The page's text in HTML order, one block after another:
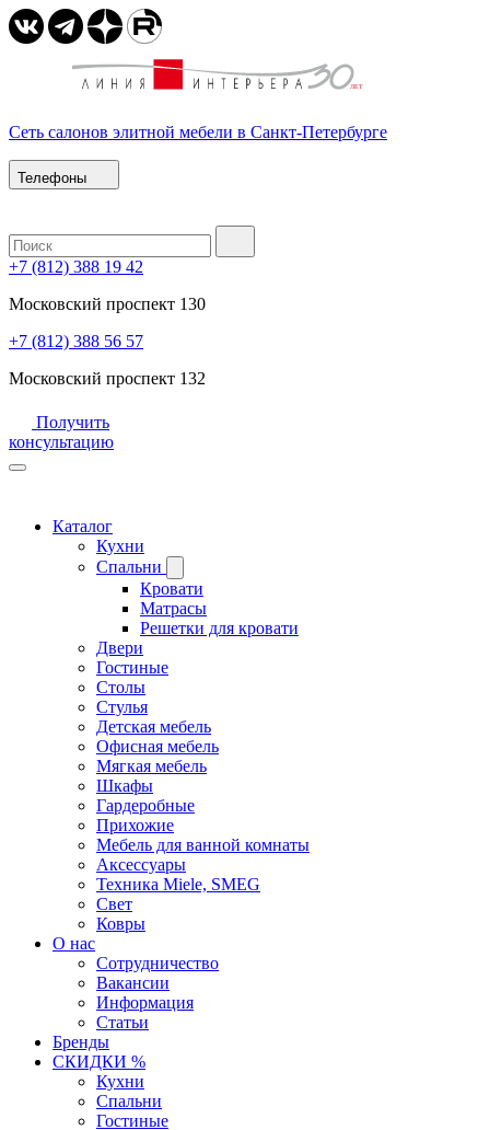
Сеть салонов элитной мебели в Санкт-Петербурге
Телефоны
+7 (812) 388 19 42
Московский проспект 130
+7 (812) 388 56 57
Московский проспект 132
Получить
консультацию
Каталог
Кухни
Спальни
Кровати
Матрасы
Решетки для кровати
Двери
Гостиные
Столы
Стулья
Детская мебель
Офисная мебель
Мягкая мебель
Шкафы
Гардеробные
Прихожие
Мебель для ванной комнаты
Аксессуары
Техника Miele, SMEG
Свет
Ковры
О нас
Сотрудничество
Вакансии
Информация
Статьи
Бренды
СКИДКИ %
Кухни
Спальни
Гостиные